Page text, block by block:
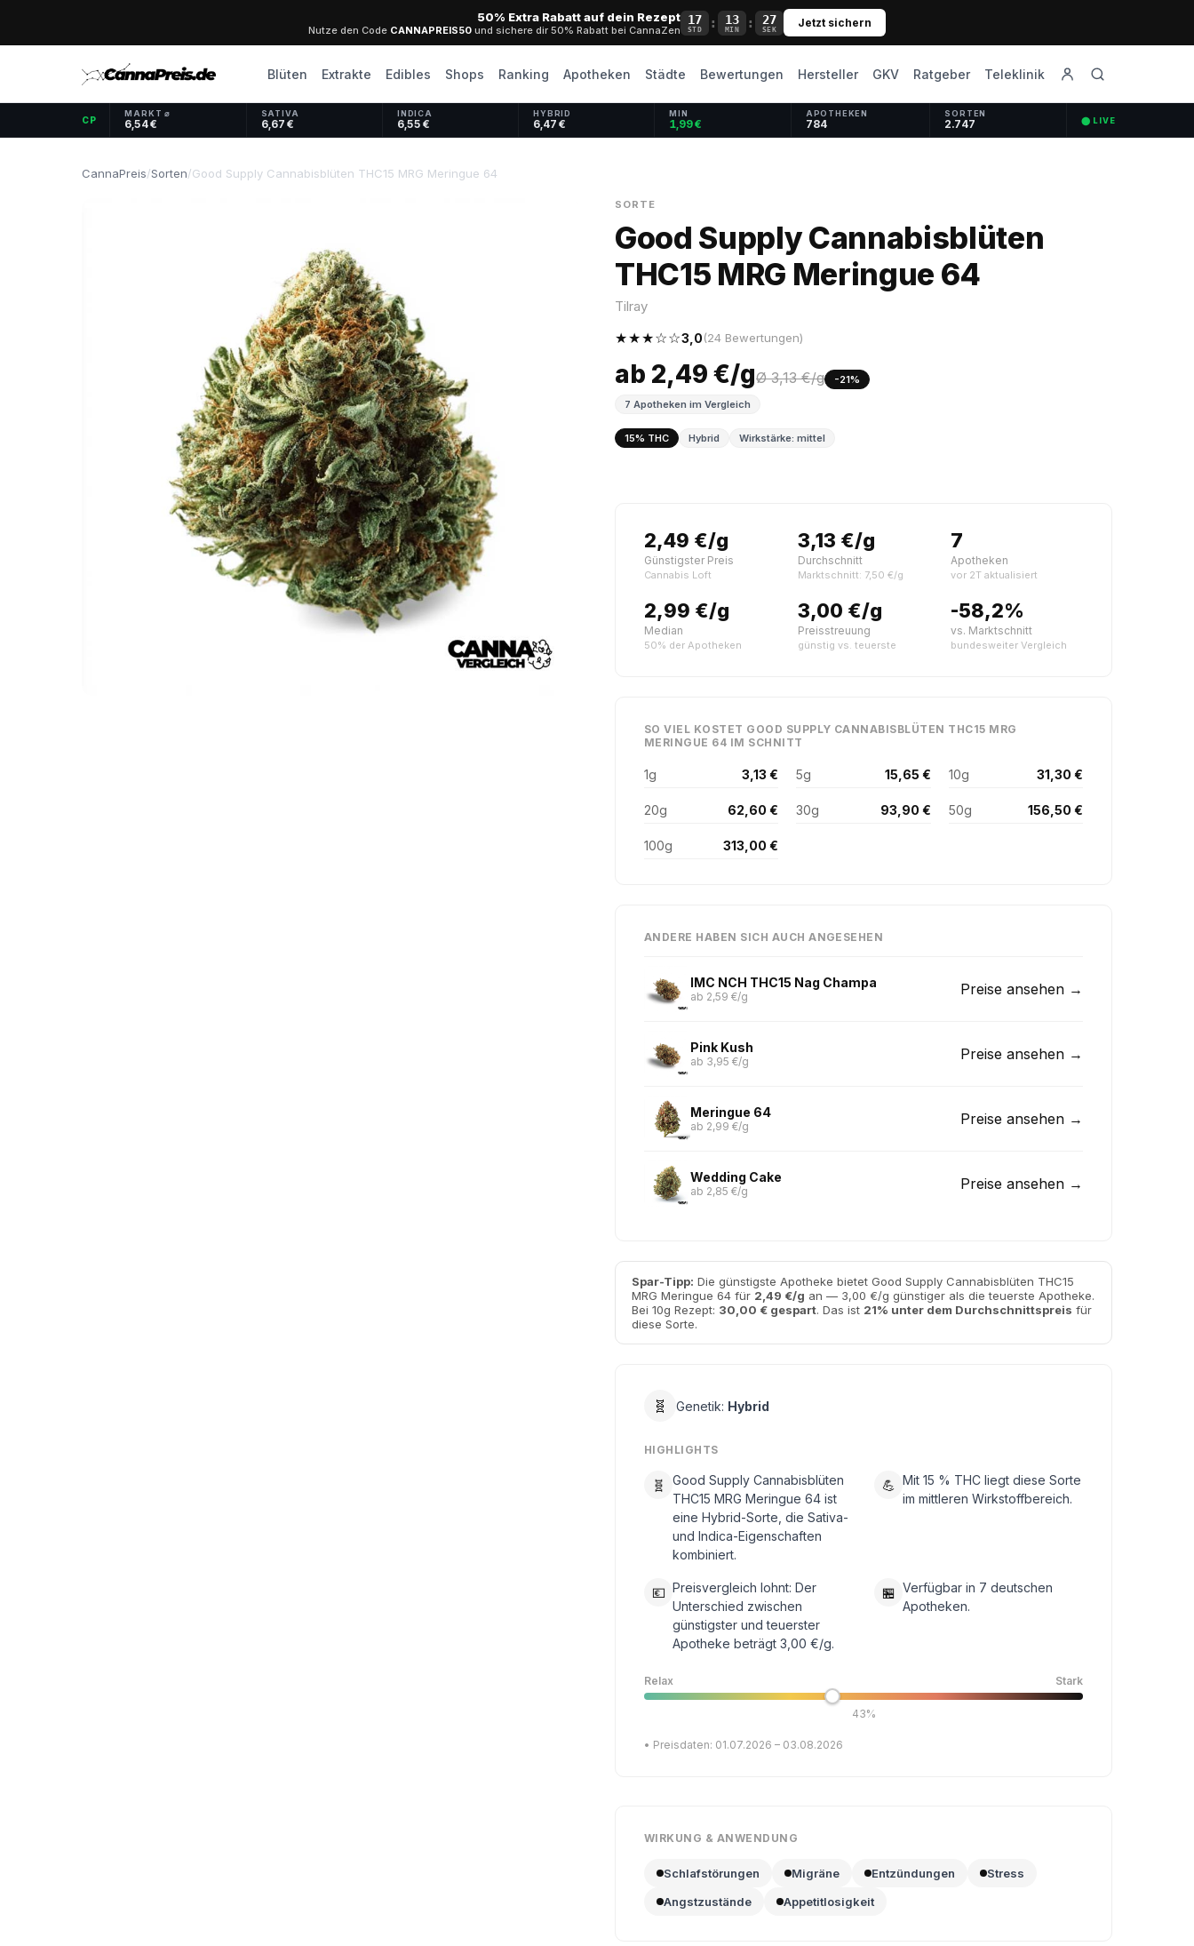
50% Extra Rabatt auf dein Rezept
Nutze den Code CANNAPREIS50 und sichere dir 50% Rabatt bei CannaZen
17
STD : 13
MIN : 27
SEK Jetzt sichern
Blüten Extrakte Edibles Shops Ranking Apotheken Städte Bewertungen Hersteller GKV Ratgeber Teleklinik
CP
MARKT ⌀
6,54 €
SATIVA
6,67 €
INDICA
6,55 €
HYBRID
6,47 €
MIN
1,99 €
APOTHEKEN
784
SORTEN
2.747 ⬤ LIVE
CannaPreis/Sorten/Good Supply Cannabisblüten THC15 MRG Meringue 64
SORTE
Good Supply Cannabisblüten
THC15 MRG Meringue 64
Tilray
★★★☆☆3,0(24 Bewertungen)
ab 2,49 €/gØ 3,13 €/g
-21%
7 Apotheken im Vergleich
15% THC Hybrid Wirkstärke: mittel
2,49 €/g
Günstigster Preis
Cannabis Loft
3,13 €/g
Durchschnitt
Marktschnitt: 7,50 €/g
7
Apotheken
vor 2T aktualisiert
2,99 €/g
Median
50% der Apotheken
3,00 €/g
Preisstreuung
günstig vs. teuerste
-58,2%
vs. Marktschnitt
bundesweiter Vergleich
SO VIEL KOSTET GOOD SUPPLY CANNABISBLÜTEN THC15 MRG
MERINGUE 64 IM SCHNITT
1g 3,13 € 5g 15,65 € 10g 31,30 €
20g 62,60 € 30g 93,90 € 50g 156,50 €
100g 313,00 €
ANDERE HABEN SICH AUCH ANGESEHEN
IMC NCH THC15 Nag Champa
ab 2,59 €/g Preise ansehen →
Pink Kush
ab 3,95 €/g Preise ansehen →
Meringue 64
ab 2,99 €/g Preise ansehen →
Wedding Cake
ab 2,85 €/g Preise ansehen →
Spar-Tipp: Die günstigste Apotheke bietet Good Supply Cannabisblüten THC15
MRG Meringue 64 für 2,49 €/g an — 3,00 €/g günstiger als die teuerste Apotheke.
Bei 10g Rezept: 30,00 € gespart. Das ist 21% unter dem Durchschnittspreis für
diese Sorte.
🧬 Genetik: Hybrid
HIGHLIGHTS
🧬
Good Supply Cannabisblüten
THC15 MRG Meringue 64 ist
eine Hybrid-Sorte, die Sativa-
und Indica-Eigenschaften
kombiniert.
💪 Mit 15 % THC liegt diese Sorte
im mittleren Wirkstoffbereich.
💶 Preisvergleich lohnt: Der
Unterschied zwischen
günstigster und teuerster
Apotheke beträgt 3,00 €/g.
🏪 Verfügbar in 7 deutschen
Apotheken.
Relax Stark
43%
• Preisdaten: 01.07.2026 – 03.08.2026
WIRKUNG & ANWENDUNG
Schlafstörungen Migräne Entzündungen
Stress
Angstzustände
Appetitlosigkeit